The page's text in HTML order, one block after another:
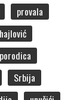
provala
Srbija